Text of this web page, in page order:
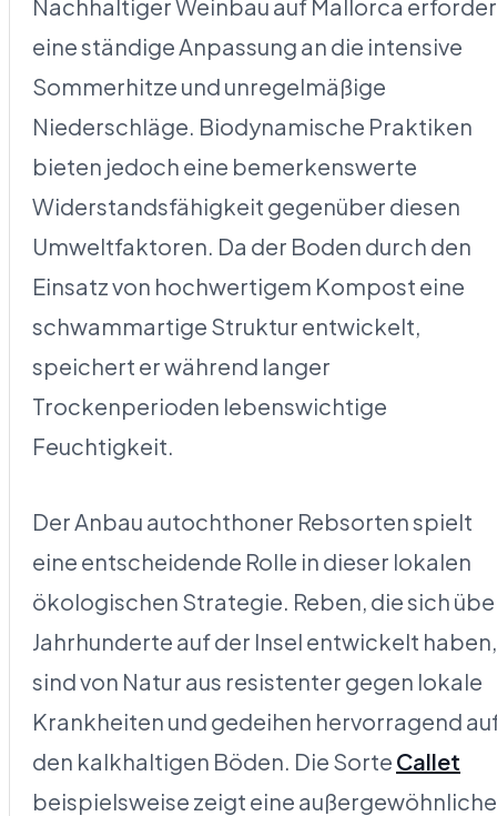
Nachhaltiger Weinbau auf Mallorca
eine ständige Anpassung an die intensive
Sommerhitze und unregelmäßige
Niederschläge. Biodynamische Praktiken
bieten jedoch eine bemerkenswerte
Widerstandsfähigkeit gegenüber diesen
Umweltfaktoren. Da der Boden durch den
Einsatz von hochwertigem Kompost eine
schwammartige Struktur entwickelt,
speichert er während langer
Trockenperioden lebenswichtige
Feuchtigkeit.
Der Anbau autochthoner Rebsorten spielt
eine entscheidende Rolle in dieser lokalen
ökologischen Strategie. Reben, die sich
Jahrhunderte auf der Insel entwickelt haben,
sind von Natur aus resistenter gegen lokale
Krankheiten und gedeihen hervorragend
den kalkhaltigen Böden. Die Sorte Callet
beispielsweise zeigt eine außergewöhnliche